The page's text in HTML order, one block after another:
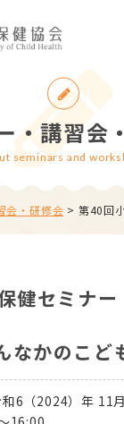
・講習会
seminars and
会・研修会 > 第40回
健セミナー
なかのこど
6（2024）年 11